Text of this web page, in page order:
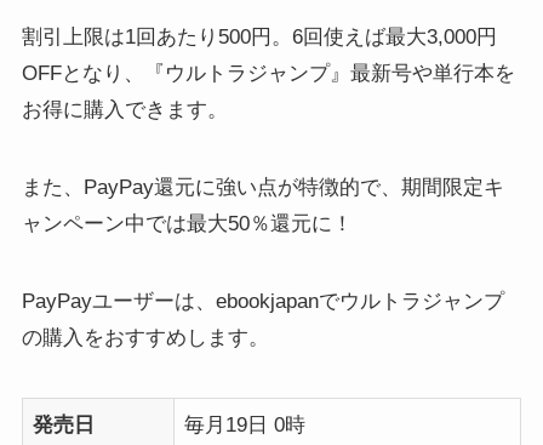
割引上限は1回あたり500円。6回使えば最大3,000円
OFFとなり、『ウルトラジャンプ』最新号や単行本を
お得に購入できます。
また、PayPay還元に強い点が特徴的で、期間限定キ
ャンペーン中では最大50％還元に！
PayPayユーザーは、ebookjapanでウルトラジャンプ
の購入をおすすめします。
発売日 毎月19日 0時